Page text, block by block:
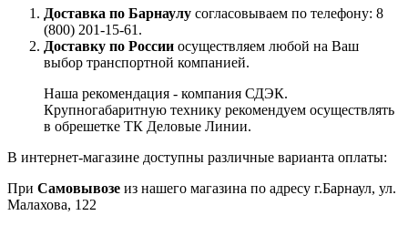
Доставка по Барнаулу согласовываем по телефону: 8
(800) 201-15-61.
Доставку по России осуществляем любой на Ваш
выбор транспортной компанией.
Наша рекомендация - компания СДЭК.
Крупногабаритную технику рекомендуем осуществлять
в обрешетке ТК Деловые Линии.
В интернет-магазине доступны различные варианта оплаты:
При Самовывозе из нашего магазина по адресу г.Барнаул, ул.
Малахова, 122